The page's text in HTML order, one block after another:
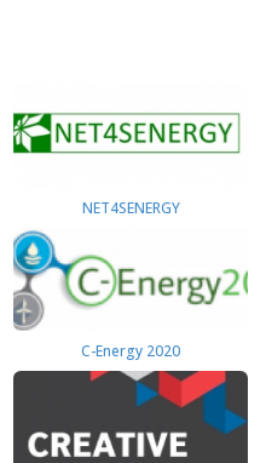
NET4SENERGY
C-Energy 2020